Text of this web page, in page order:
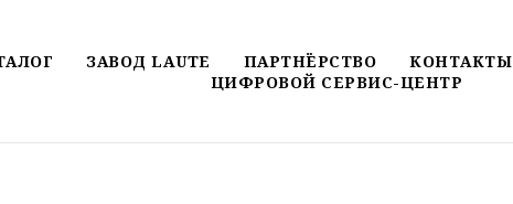
ЗАВОД LAUTE ПАРТНЁРСТВО КОНТАКТЫ
ЦИФРОВОЙ СЕРВИС-ЦЕНТР